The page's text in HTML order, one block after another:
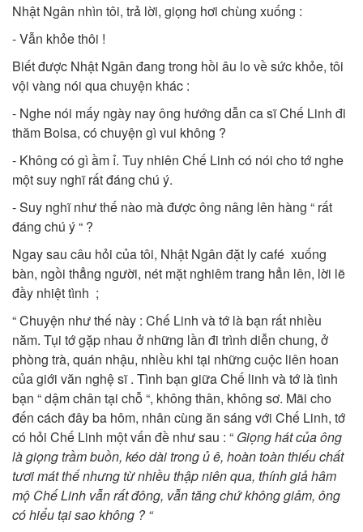
Nhật Ngân nhìn tôi, trả lời, giọng hơi chùng xuống :
- Vẫn khỏe thôi !
Biết được Nhật Ngân đang trong hồi âu lo về sức khỏe, tôi
vội vàng nói qua chuyện khác :
- Nghe nói mấy ngày nay ông hướng dẫn ca sĩ Chế Linh đi
thăm Bolsa, có chuyện gì vui không ?
- Không có gì ầm ỉ. Tuy nhiên Chế Linh có nói cho tớ nghe
một suy nghĩ rất đáng chú ý.
- Suy nghĩ như thế nào mà được ông nâng lên hàng “ rất
đáng chú ý “ ?
Ngay sau câu hỏi của tôi, Nhật Ngân đặt ly café xuống
bàn, ngồi thẳng người, nét mặt nghiêm trang hẳn lên, lời lẽ
đầy nhiệt tình ;
“ Chuyện như thế này : Chế Linh và tớ là bạn rất nhiều
năm. Tụi tớ gặp nhau ở những lần đi trình diễn chung, ở
phòng trà, quán nhậu, nhiều khi tại những cuộc liên hoan
của giới văn nghệ sĩ . Tình bạn giữa Chế linh và tớ là tình
bạn “ dậm chân tại chỗ “, không thân, không sơ. Mãi cho
đến cách đây ba hôm, nhân cùng ăn sáng với Chế Linh, tớ
có hỏi Chế Linh một vấn đề như sau : “ Giọng hát của ông
là giọng trầm buồn, kéo dài trong ủ ê, hoàn toàn thiếu chất
tươi mát thế nhưng từ nhiều thập niên qua, thính giả hâm
mộ Chế Linh vẫn rất đông, vẫn tăng chứ không giảm, ông
có hiểu tại sao không ? “